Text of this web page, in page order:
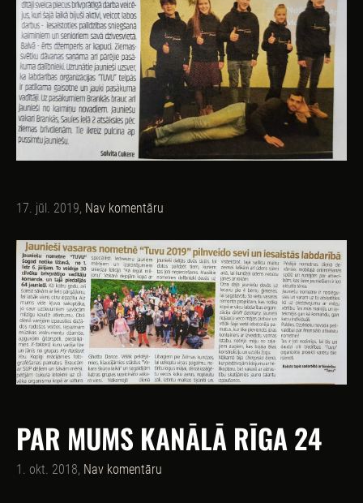
17. jūl. 2019, Nav komentāru
PAR MUMS KANĀLĀ RĪGA 24
1. okt. 2018, Nav komentāru